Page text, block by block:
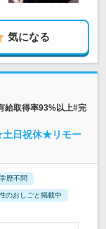
気になる
給取得率93%以上#完
日祝休★リモー
学歴不問
のおしごと掲載中